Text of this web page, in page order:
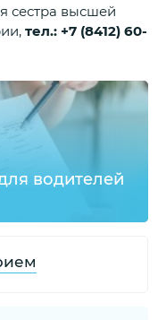
сестра высшей
тел.: +7 (8412) 60-
водителей